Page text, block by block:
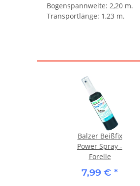
Bogenspannweite: 2,20 m.
Transportlänge: 1,23 m.
Balzer Beißfix
Power Spray -
Forelle
7,99 € *